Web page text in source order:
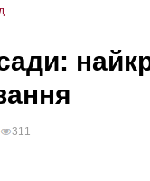
311